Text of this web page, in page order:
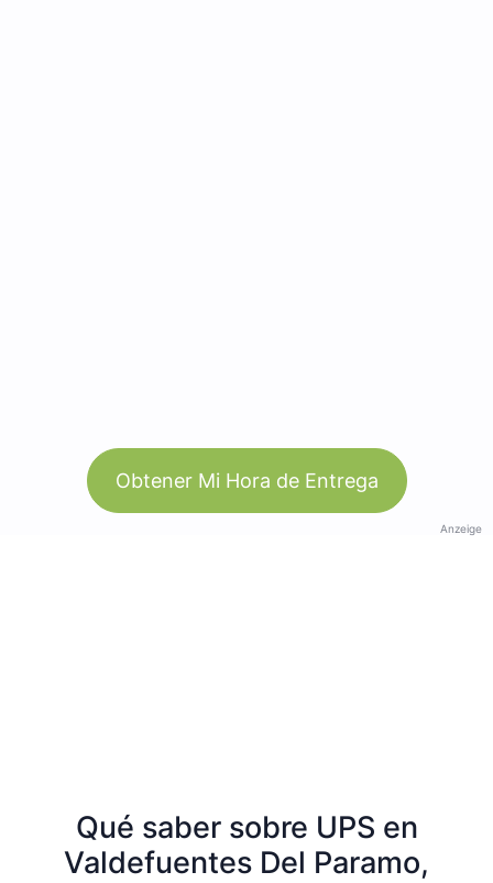
Obtener Mi Hora de Entrega
Anzeige
Qué saber sobre UPS en
Valdefuentes Del Paramo,